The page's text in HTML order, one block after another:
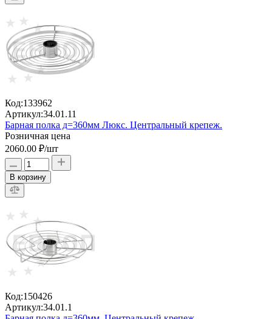
Код:133962
Артикул:34.01.11
Барная полка д=360мм Люкс. Центральный крепеж.
Розничная цена
2060.00 ₽/шт
В корзину
Код:150426
Артикул:34.01.1